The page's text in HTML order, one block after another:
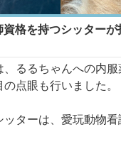
格を持つシッター
、るるちゃんへの内
点眼も行いました。
ッターは、愛玩動物